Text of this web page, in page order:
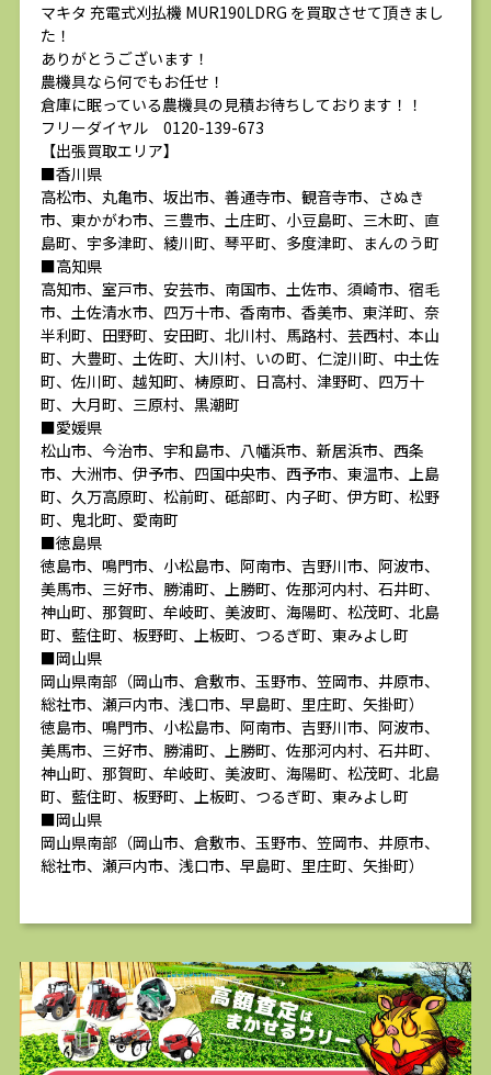
マキタ 充電式刈払機 MUR190LDRG を買取させて頂きまし
た！
ありがとうございます！
農機具なら何でもお任せ！
倉庫に眠っている農機具の見積お待ちしております！！
フリーダイヤル 0120-139-673
【出張買取エリア】
■香川県
高松市、丸亀市、坂出市、善通寺市、観音寺市、さぬき
市、東かがわ市、三豊市、土庄町、小豆島町、三木町、直
島町、宇多津町、綾川町、琴平町、多度津町、まんのう町
■高知県
高知市、室戸市、安芸市、南国市、土佐市、須崎市、宿毛
市、土佐清水市、四万十市、香南市、香美市、東洋町、奈
半利町、田野町、安田町、北川村、馬路村、芸西村、本山
町、大豊町、土佐町、大川村、いの町、仁淀川町、中土佐
町、佐川町、越知町、梼原町、日高村、津野町、四万十
町、大月町、三原村、黒潮町
■愛媛県
松山市、今治市、宇和島市、八幡浜市、新居浜市、西条
市、大洲市、伊予市、四国中央市、西予市、東温市、上島
町、久万高原町、松前町、砥部町、内子町、伊方町、松野
町、鬼北町、愛南町
■徳島県
徳島市、鳴門市、小松島市、阿南市、吉野川市、阿波市、
美馬市、三好市、勝浦町、上勝町、佐那河内村、石井町、
神山町、那賀町、牟岐町、美波町、海陽町、松茂町、北島
町、藍住町、板野町、上板町、つるぎ町、東みよし町
■岡山県
岡山県南部（岡山市、倉敷市、玉野市、笠岡市、井原市、
総社市、瀬戸内市、浅口市、早島町、里庄町、矢掛町）
徳島市、鳴門市、小松島市、阿南市、吉野川市、阿波市、
美馬市、三好市、勝浦町、上勝町、佐那河内村、石井町、
神山町、那賀町、牟岐町、美波町、海陽町、松茂町、北島
町、藍住町、板野町、上板町、つるぎ町、東みよし町
■岡山県
岡山県南部（岡山市、倉敷市、玉野市、笠岡市、井原市、
総社市、瀬戸内市、浅口市、早島町、里庄町、矢掛町）